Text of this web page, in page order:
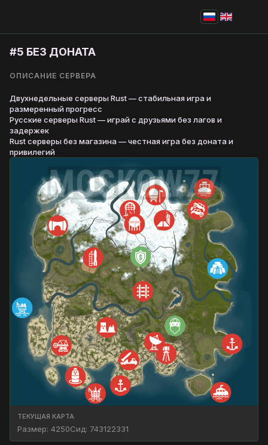
#5 БЕЗ ДОНАТА
ОПИСАНИЕ СЕРВЕРА
Двухнедельные серверы Rust — стабильная игра и
размеренный прогресс
Русские серверы Rust — играй с друзьями без лагов и
задержек
Rust серверы без магазина — честная игра без доната и
привилегий
ТЕКУЩАЯ КАРТА
Размер: 4250Сид: 743122331